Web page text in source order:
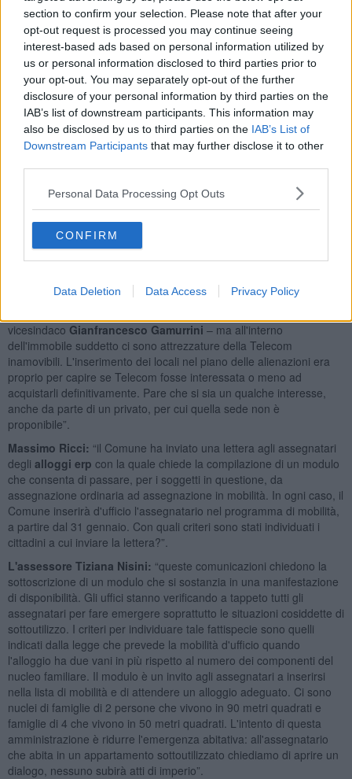
section to confirm your selection. Please note that after your
opt-out request is processed you may continue seeing
interest-based ads based on personal information utilized by
us or personal information disclosed to third parties prior to
your opt-out. You may separately opt-out of the further
disclosure of your personal information by third parties on the
IAB’s list of downstream participants. This information may
also be disclosed by us to third parties on the IAB’s List of
Downstream Participants that may further disclose it to other
Personal Data Processing Opt Outs
CONFIRM
Data Deletion Data Access Privacy Policy
Denuncio questo aspetto in ogni sede ma temo che le decisioni
siano state già prese. Il tema allora diventa il seguente: se Arezzo
non verrà rafforzata nelle strutture e nel personale andrà incontro a
oggettive difficoltà. Ho in agenda un'audizione in Regione, in
commissione sanità, dove sosterrò ancora una volta, con una
relazione dettagliata, la bontà della dimensione attuale della sanità
aretina. Il consiglio comunale potrebbe votare un documento
unanime che mi dia forza e legittimazione, in vista di questo
incontro, per portare le ragioni di Arezzo in Consiglio Regionale.
Per fare capire che una collettività intera si stringe attorno a un
tema e parla con una voce sola”.
Alessandro Caneschi:“gli abitanti di San Giuliano
non hanno più
un luogo pubblico di aggregazione. Ci sono oltre 200 firme dei
residenti che chiedono l'individuazione in paese di locali da
destinare all'aggregazione sociale. La ex sede del fascio ed ex
scuola elementare è stata acquisita dal Comune nel 2014,
invece positivo fosse utilizzato per questi scopi”.
vicesindaco Gianfrancesco Gamurrini – ma all'interno
dell'immobile suddetto ci sono attrezzature della Telecom
inamovibili. L'inserimento dei locali nel piano delle alienazioni era
proprio per capire se Telecom fosse interessata o meno ad
acquistarli definitivamente. Pare che si sia un qualche interesse,
anche da parte di un privato, per cui quella sede non è
proponibile”.
Massimo Ricci: “il Comune ha inviato una lettera agli assegnatari
degli alloggi erp con la quale chiede la compilazione di un modulo
che consenta di passare, per i soggetti in questione, da
assegnazione ordinaria ad assegnazione in mobilità. In ogni caso, il
Comune inserirà d'ufficio l'assegnatario nel programma di mobilità,
a partire dal 31 gennaio. Con quali criteri sono stati individuati i
cittadini a cui inviare la lettera?”.
L'assessore Tiziana Nisini: “queste comunicazioni chiedono la
sottoscrizione di un modulo che si sostanzia in una manifestazione
di disponibilità. Gli uffici stanno verificando a tappeto tutti gli
assegnatari per fare emergere soprattutto le situazioni cosiddette di
sottoutilizzo. I criteri per individuare tale fattispecie sono quelli
indicati dalla legge che prevede la mobilità d'ufficio quando
l'alloggio ha due vani in più rispetto al numero dei componenti del
nucleo familiare. Il modulo è un invito agli assegnatari a inserirsi
nella lista di mobilità e di attendere un alloggio adeguato. Ci sono
nuclei di famiglie di 2 persone che vivono in 90 metri quadrati e
famiglie di 4 che vivono in 50 metri quadrati. L'intento di questa
amministrazione è ridurre l'emergenza abitativa: all'assegnatario
che abita in un appartamento sottoutilizzato chiediamo di aprire un
dialogo, nessuno subirà atti di imperio”.